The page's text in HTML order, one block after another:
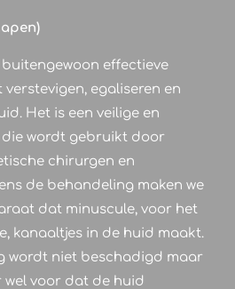
effectieve
egaliseren en
Het is een veilige en
wordt gebruikt door
chirurgen en
de behandeling maken we
dat minuscule, voor het
kanaaltjes in de huid maakt.
wordt niet beschadigd maar
wel voor dat de huid